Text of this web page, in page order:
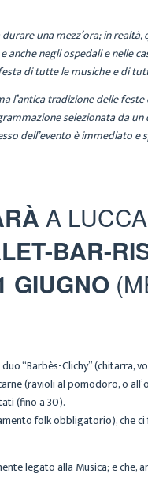
una mezz’ora; in
negli ospedali e nelle
di tutte le musiche e di
tradizione delle feste
selezionata da
dell’evento è immediato e
A
BAR-
GIUGNO
“Barbès-Clichy” (chitarra,
(ravioli al pomodoro, o
(fino a 30).
folk obbligatorio), che
legato alla Musica; e che,